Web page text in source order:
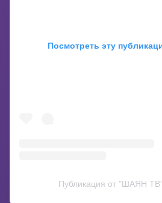
Посмотреть эту
Публикация от "ШАЯН